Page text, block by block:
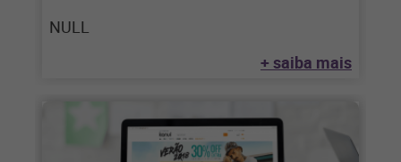
NULL
+ saiba mais